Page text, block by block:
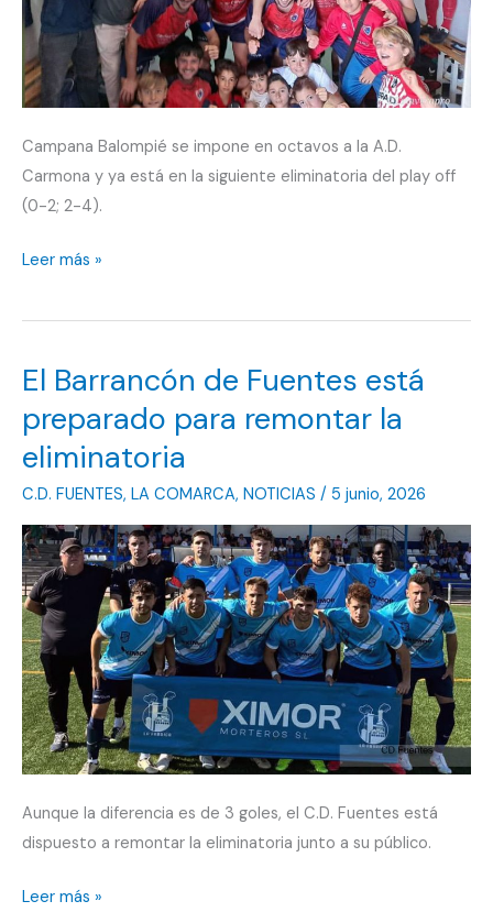
Campana Balompié se impone en octavos a la A.D.
Carmona y ya está en la siguiente eliminatoria del play off
(0-2; 2-4).
Campana
gana
Carmona
pasar
de
ronda
Leer más »
El Barrancón de Fuentes está
preparado para remontar la
eliminatoria
C.D. FUENTES, LA COMARCA, NOTICIAS / 5 junio, 2026
Aunque la diferencia es de 3 goles, el C.D. Fuentes está
dispuesto a remontar la eliminatoria junto a su público.
El
Leer más »